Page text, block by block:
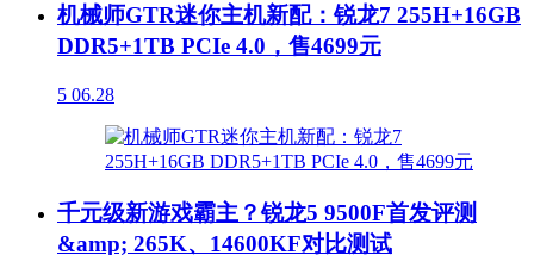
机械师GTR迷你主机新配：锐龙7 255H+16GB
DDR5+1TB PCIe 4.0，售4699元
5 06.28
千元级新游戏霸主？锐龙5 9500F首发评测
&amp; 265K、14600KF对比测试